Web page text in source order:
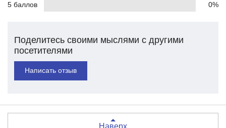
5 баллов 0%
Поделитесь своими мыслями с другими
посетителями
Написать отзыв